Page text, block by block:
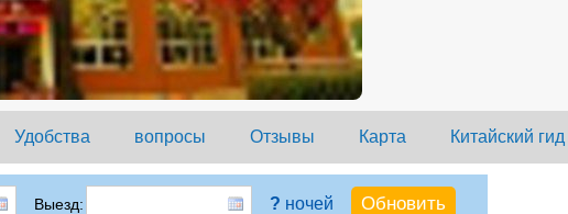
Удобства вопросы Отзывы Карта Китайский гид
Выезд: ? ночей